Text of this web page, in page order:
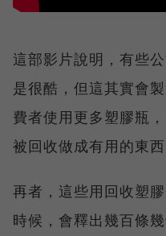
這部影片說明，有些
是很酷，但這其實會
費者使用更多塑膠瓶
被回收做成有用的東西
再者，這些用回收塑
時候，會釋出幾百條